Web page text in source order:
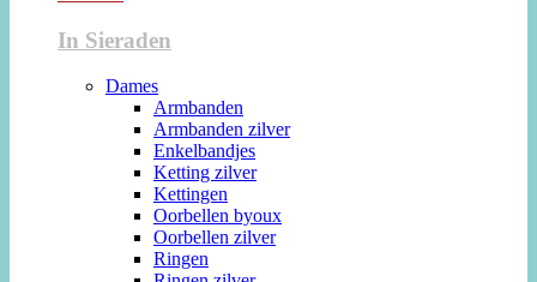
In Sieraden
Dames
Armbanden
Armbanden zilver
Enkelbandjes
Ketting zilver
Kettingen
Oorbellen byoux
Oorbellen zilver
Ringen